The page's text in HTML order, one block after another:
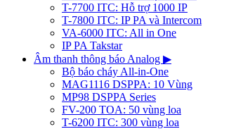
T-7700 ITC: Hỗ trợ 1000 IP
T-7800 ITC: IP PA và Intercom
VA-6000 ITC: All in One
IP PA Takstar
Âm thanh thông báo Analog ▶
Bộ báo cháy All-in-One
MAG1116 DSPPA: 10 Vùng
MP98 DSPPA Series
FV-200 TOA: 50 vùng loa
T-6200 ITC: 300 vùng loa